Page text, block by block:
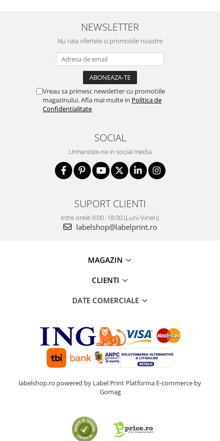
NEWSLETTER
Nu rata ofertele si promotiile noastre
Vreau sa primesc newsletter cu promotiile
magazinului. Afla mai multe in Politica de
Confidentialitate
SOCIAL
Urmareste-ne in social media
SUPORT CLIENTI
Intre orele 9:00 -18:00 (Luni-Vineri)
labelshop@labelprint.ro
MAGAZIN
CLIENTI
DATE COMERCIALE
labelshop.ro powered by Label Print Platforma E-commerce by
Gomag